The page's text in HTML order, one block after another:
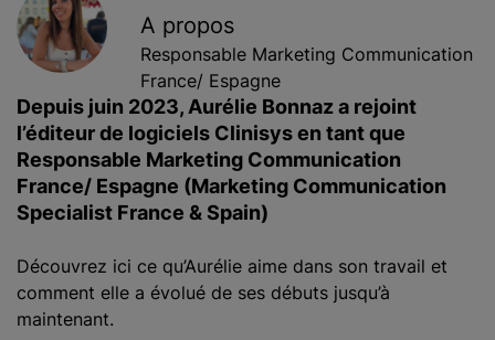
A propos
Responsable Marketing Communication
France/ Espagne
Depuis juin 2023, Aurélie Bonnaz a rejoint
l’éditeur de logiciels Clinisys en tant que
Responsable Marketing Communication
France/ Espagne (Marketing Communication
Specialist France & Spain)
Découvrez ici ce qu’Aurélie aime dans son travail et
comment elle a évolué de ses débuts jusqu’à
maintenant.